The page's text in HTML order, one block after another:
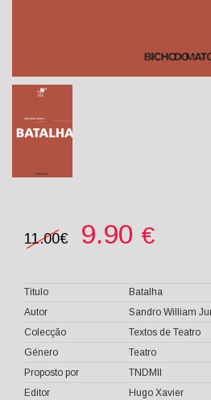
11.00€ 9.90 €
Titulo
Batalha
Autor
Sandro William
Colecção
Textos de Teatro
Género
Teatro
Proposto por
TNDMII
Editor
Hugo Xavier